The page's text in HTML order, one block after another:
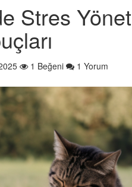
Stres
1 Beğeni 1 Yorum
Ders Çıkarması
26 Hayvansever Söz